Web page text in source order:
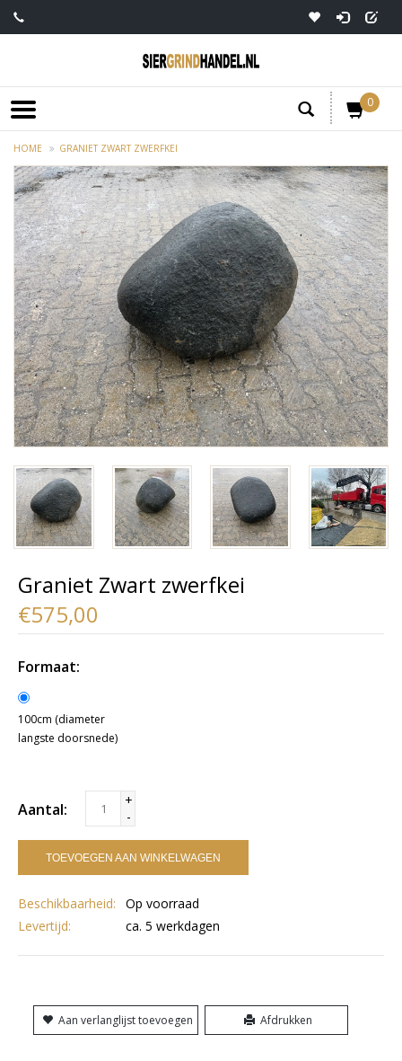
0
HOME GRANIET ZWART ZWERFKEI
Graniet Zwart zwerfkei
€575,00
Formaat:
100cm (diameter
langste doorsnede)
Aantal:
+
-
TOEVOEGEN AAN WINKELWAGEN
Beschikbaarheid:
Op voorraad
Levertijd:
ca. 5 werkdagen
Aan verlanglijst toevoegen Afdrukken